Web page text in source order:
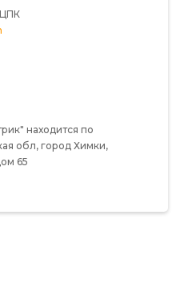
находится по
обл, город Химки,
65